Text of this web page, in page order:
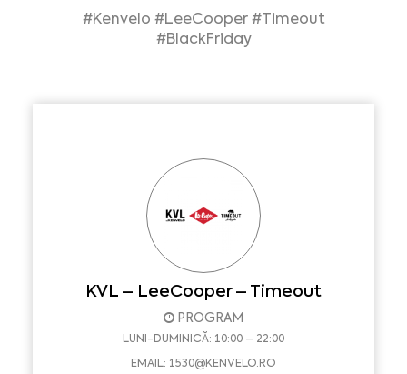
#Kenvelo #LeeCooper #Timeout
#BlackFriday
KVL – LeeCooper – Timeout
PROGRAM
LUNI-DUMINICĂ: 10:00 – 22:00
EMAIL: 1530@KENVELO.RO